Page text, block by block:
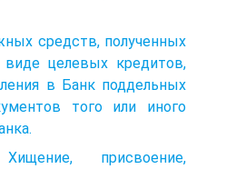
средств, полученных
целевых кредитов,
в Банк поддельных
того или иного
присвоение,